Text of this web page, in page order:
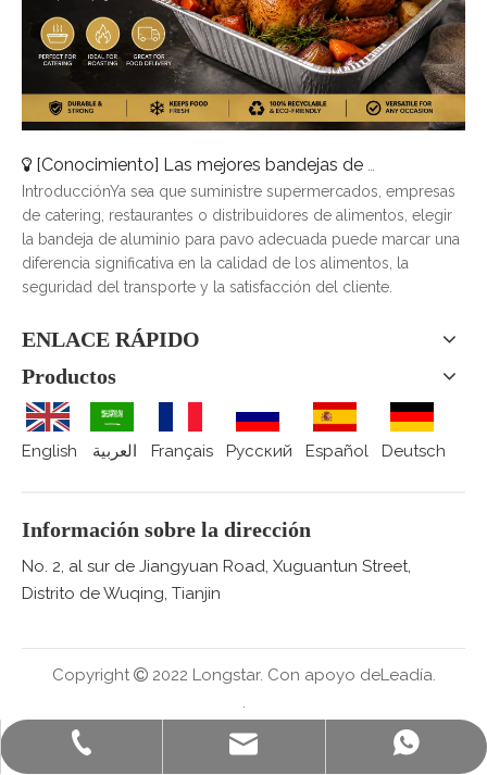
+ 86-022-59616927
sales@staralufoil.com
+86 15802287876
[Conocimiento] Las mejores bandejas de pavo de aluminio para catering, asado y entrega de alimentos
IntroducciónYa sea que suministre supermercados, empresas
de catering, restaurantes o distribuidores de alimentos, elegir
la bandeja de aluminio para pavo adecuada puede marcar una
diferencia significativa en la calidad de los alimentos, la
seguridad del transporte y la satisfacción del cliente.
ENLACE RÁPIDO
Productos
English العربية Français Pусский Español Deutsch
Información sobre la dirección
No. 2, al sur de Jiangyuan Road, Xuguantun Street,
Distrito de Wuqing, Tianjin
Copyright 2022 Longstar. Con apoyo deLeadía.
.